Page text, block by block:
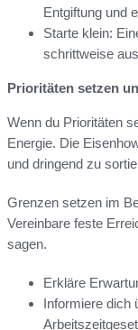
Entgiftung und
Starte klein:
schrittweise
Prioritäten setzen
Wenn du Prioritäten
Energie. Die
und dringend zu
Grenzen setzen im
Vereinbare feste
sagen.
Erkläre
Informiere dich